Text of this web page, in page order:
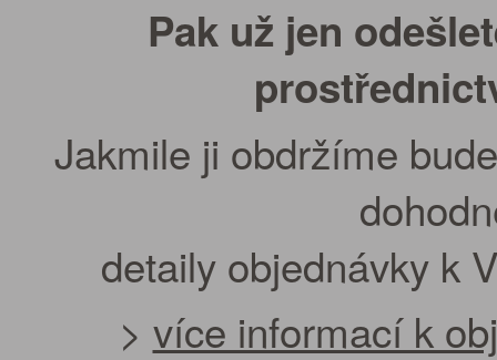
Pak už jen
Jakmile ji obdržíme
detaily objednávky k
> více informací k